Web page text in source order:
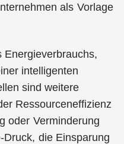
als Vorlage
Energieverbrauchs,
intelligenten
sind weitere
Ressourceneffizienz
oder Verminderung
die Einsparung